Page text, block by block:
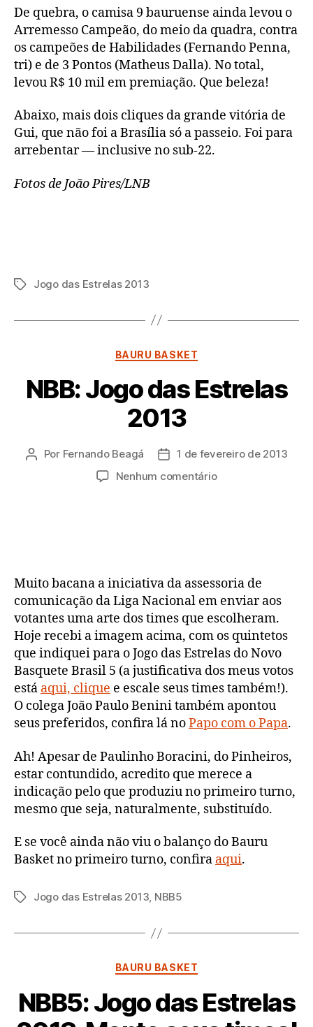
De quebra, o camisa 9 bauruense ainda levou o
Arremesso Campeão, do meio da quadra, contra
os campeões de Habilidades (Fernando Penna,
tri) e de 3 Pontos (Matheus Dalla). No total,
levou R$ 10 mil em premiação. Que beleza!
Abaixo, mais dois cliques da grande vitória de
Gui, que não foi a Brasília só a passeio. Foi para
arrebentar — inclusive no sub-22.
Fotos de João Pires/LNB
TagsJogo das Estrelas 2013
Categorias
BAURU BASKET
NBB: Jogo das Estrelas
2013
Autor
Por Fernando Beagá
Data1 de fevereiro de 2013
Nenhum comentárioem
Muito bacana a iniciativa da assessoria de
comunicação da Liga Nacional em enviar aos
votantes uma arte dos times que escolheram.
Hoje recebi a imagem acima, com os quintetos
que indiquei para o Jogo das Estrelas do Novo
Basquete Brasil 5 (a justificativa dos meus votos
está aqui, clique e escale seus times também!).
O colega João Paulo Benini também apontou
seus preferidos, confira lá noPapo com o Papa.
Ah! Apesar de Paulinho Boracini, do Pinheiros,
estar contundido, acredito que merece a
indicação pelo que produziu no primeiro turno,
mesmo que seja, naturalmente, substituído.
E se você ainda não viu o balanço do Bauru
Basket no primeiro turno, confira aqui.
TagsJogo das Estrelas 2013, NBB5
Categorias
BAURU BASKET
NBB5: Jogo das Estrelas